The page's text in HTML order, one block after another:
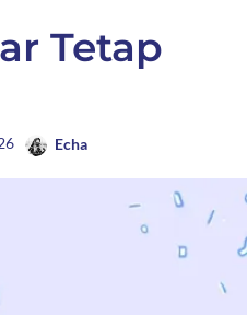
Tetap
Echa